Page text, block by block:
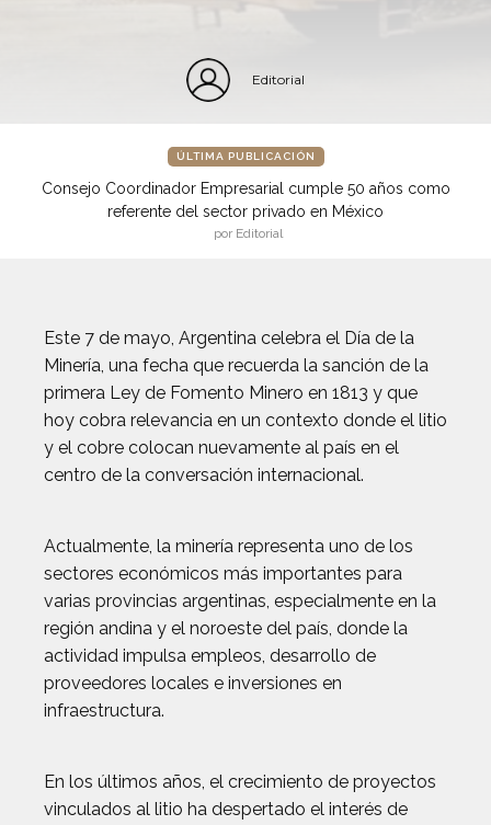
Editorial
ÚLTIMA PUBLICACIÓN
Consejo Coordinador Empresarial cumple 50 años como
referente del sector privado en México
por Editorial
Este 7 de mayo, Argentina celebra el Día de la
Minería, una fecha que recuerda la sanción de la
primera Ley de Fomento Minero en 1813 y que
hoy cobra relevancia en un contexto donde el litio
y el cobre colocan nuevamente al país en el
centro de la conversación internacional.
Actualmente, la minería representa uno de los
sectores económicos más importantes para
varias provincias argentinas, especialmente en la
región andina y el noroeste del país, donde la
actividad impulsa empleos, desarrollo de
proveedores locales e inversiones en
infraestructura.
En los últimos años, el crecimiento de proyectos
vinculados al litio ha despertado el interés de